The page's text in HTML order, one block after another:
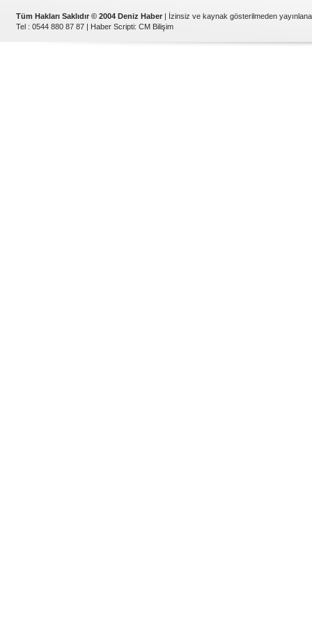
Tüm Hakları Saklıdır © 2004 Deniz Haber | İzinsiz ve kaynak gösterilmeden
Tel : 0544 880 87 87 | Haber Scripti: CM Bilişim